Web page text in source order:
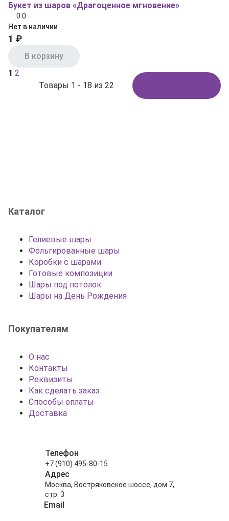
Букет из шаров «Драгоценное мгновение»
0.0
Нет в наличии
1 ₽
В корзину
Товары 1 - 18 из 22
1 2
Каталог
Гелиевые шары
Фольгированные шары
Коробки с шарами
Готовые композиции
Шары под потолок
Шары на День Рождения
Покупателям
О нас
Контакты
Реквизиты
Как сделать заказ
Способы оплаты
Доставка
Телефон
+7 (910) 495-80-15
Адрес
Москва, Востряковское шоссе, дом 7,
стр. 3
Email